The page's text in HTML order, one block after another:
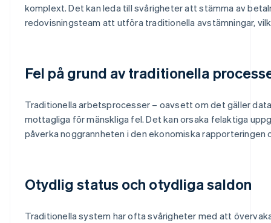
komplext. Det kan leda till svårigheter att stämma av
redovisningsteam att utföra traditionella avstämningar,
Fel på grund av traditionella
Traditionella arbetsprocesser – oavsett om det gäller
mottagliga för mänskliga fel. Det kan orsaka felaktiga
påverka noggrannheten i den ekonomiska
Otydlig status och otydliga saldon
Traditionella system har ofta svårigheter med att